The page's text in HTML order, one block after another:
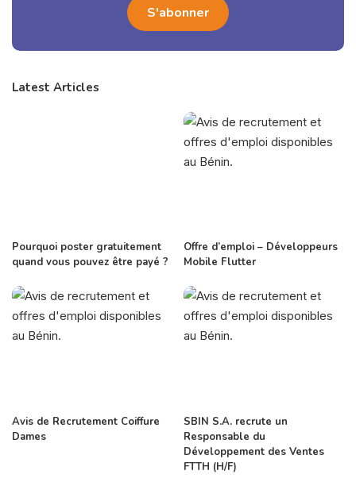
Latest Articles
Pourquoi poster gratuitement
quand vous pouvez être payé ?
Offre d’emploi – Développeurs
Mobile Flutter
Avis de Recrutement Coiffure
Dames
SBIN S.A. recrute un
Responsable du
Développement des Ventes
FTTH (H/F)